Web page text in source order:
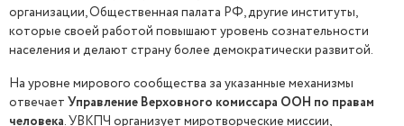
организации, Общественная палата РФ, другие институты,
которые своей работой повышают уровень сознательности
населения и делают страну более демократически развитой.
На уровне мирового сообщества за указанные механизмы
отвечает Управление Верховного комиссара ООН по правам
человека. УВКПЧ организует миротворческие миссии,